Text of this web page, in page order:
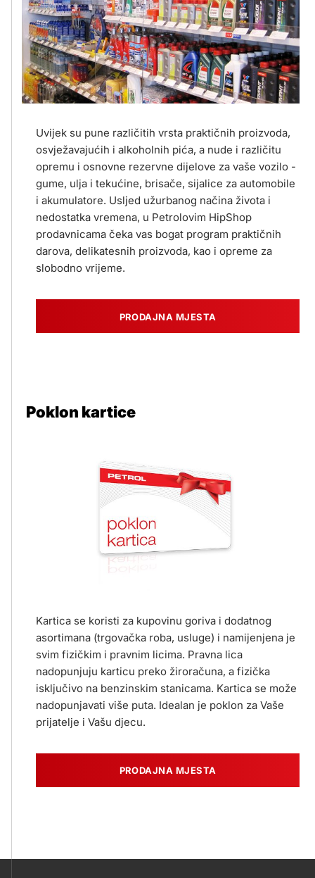
Uvijek su pune različitih vrsta praktičnih proizvoda,
osvježavajućih i alkoholnih pića, a nude i različitu
opremu i osnovne rezervne dijelove za vaše vozilo -
gume, ulja i tekućine, brisače, sijalice za automobile
i akumulatore. Usljed užurbanog načina života i
nedostatka vremena, u Petrolovim HipShop
prodavnicama čeka vas bogat program praktičnih
darova, delikatesnih proizvoda, kao i opreme za
slobodno vrijeme.
PRODAJNA MJESTA
Poklon kartice
Kartica se koristi za kupovinu goriva i dodatnog
asortimana (trgovačka roba, usluge) i namijenjena je
svim fizičkim i pravnim licima. Pravna lica
nadopunjuju karticu preko žiroračuna, a fizička
isključivo na benzinskim stanicama. Kartica se može
nadopunjavati više puta. Idealan je poklon za Vaše
prijatelje i Vašu djecu.
PRODAJNA MJESTA